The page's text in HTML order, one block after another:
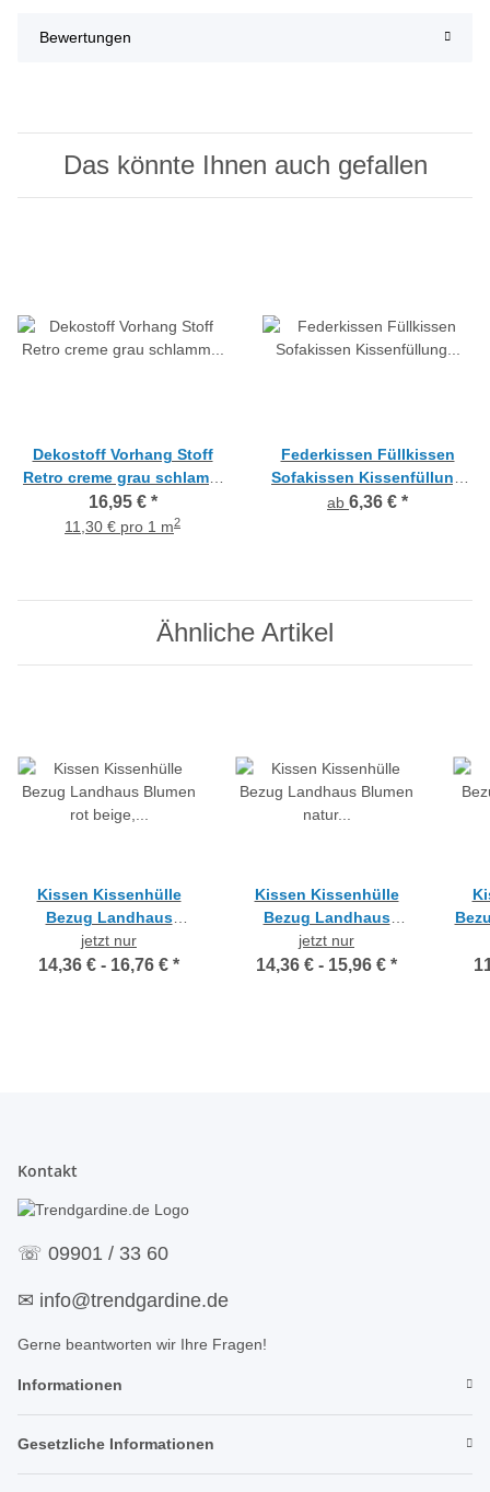
Bewertungen
Das könnte Ihnen auch gefallen
Dekostoff Vorhang Stoff
Retro creme grau schlamm
anthrazit blickdicht,
Meterware
16,95 € *
11,30 € pro 1 m2
Federkissen Füllkissen
Sofakissen Kissenfüllung
mit Inlett und Federn creme,
ab 6,36 € *
Ähnliche Artikel
Kissen Kissenhülle
Bezug Landhaus
Blumen rot beige, 40x40
50x50
jetzt nur
14,36 € - 16,76 € *
Kissen Kissenhülle
Bezug Landhaus
Blumen natur grün rot
gelb blau, 40x40 50x50
jetzt nur
14,36 € - 15,96 € *
Kontakt
☏ 09901 / 33 60
✉ info@trendgardine.de
Gerne beantworten wir Ihre Fragen!
Informationen
Gesetzliche Informationen